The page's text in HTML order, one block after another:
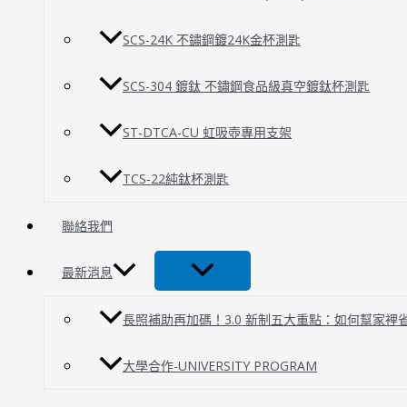
SCS-24K 不鏽鋼鍍24K金杯測匙
SCS-304 鍍鈦 不鏽鋼食品級真空鍍鈦杯測匙
ST-DTCA-CU 虹吸壺專用支架
TCS-22純鈦杯測匙
聯絡我們
最新消息
長照補助再加碼！3.0 新制五大重點：如何幫家裡
大學合作-UNIVERSITY PROGRAM